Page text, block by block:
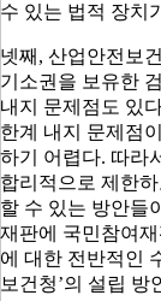
수 있는 법적 장치
넷째 , 산업안전보
기소권을 보유한
내지 문제점도 있
한계 내지 문제점
하기 어렵다. 따라
합리적으로 제한
할 수 있는 방안들
재판에 국민참여
에 대한 전반적인
보건청’의 설립 방